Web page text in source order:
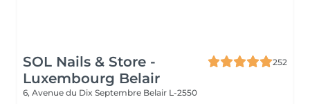
SOL Nails & Store -
Luxembourg Belair
252
6, Avenue du Dix Septembre Belair L-2550